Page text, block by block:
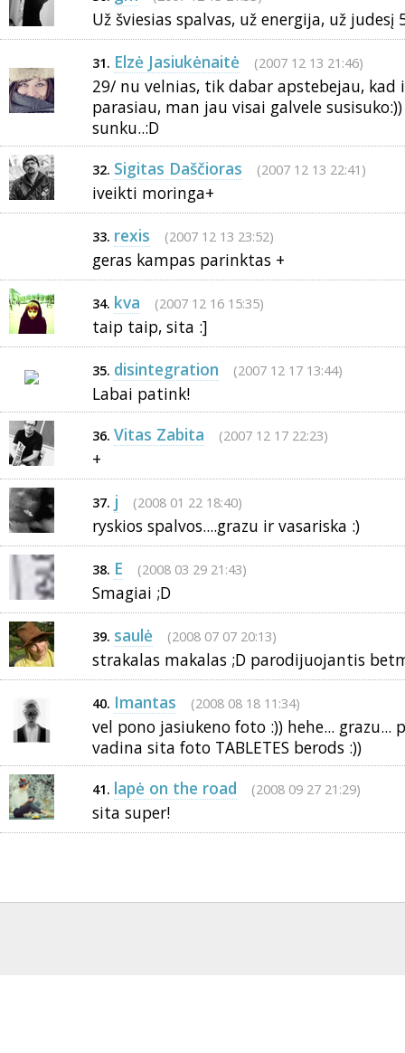
Už šviesias spalvas, už energija, už judesį
31. Elzė Jasiukėnaitė (2007 12 13 21:46)
29/ nu velnias, tik dabar apstebejau, kad
parasiau, man jau visai galvele
sunku..:D
32. Sigitas Daščioras (2007 12 13 22:41)
iveikti moringa+
33. rexis (2007 12 13 23:52)
geras kampas parinktas +
34. kva (2007 12 16 15:35)
taip taip, sita :]
35. disintegration (2007 12 17 13:44)
Labai patink!
36. Vitas Zabita (2007 12 17 22:23)
+
37. j (2008 01 22 18:40)
ryskios spalvos....grazu ir vasariska :)
38. E (2008 03 29 21:43)
Smagiai ;D
39. saulė (2008 07 07 20:13)
strakalas makalas ;D parodijuojantis
40. Imantas (2008 08 18 11:34)
vel pono jasiukeno foto :)) hehe... grazu...
vadina sita foto TABLETES berods :))
41. lapė on the road (2008 09 27 21:29)
sita super!